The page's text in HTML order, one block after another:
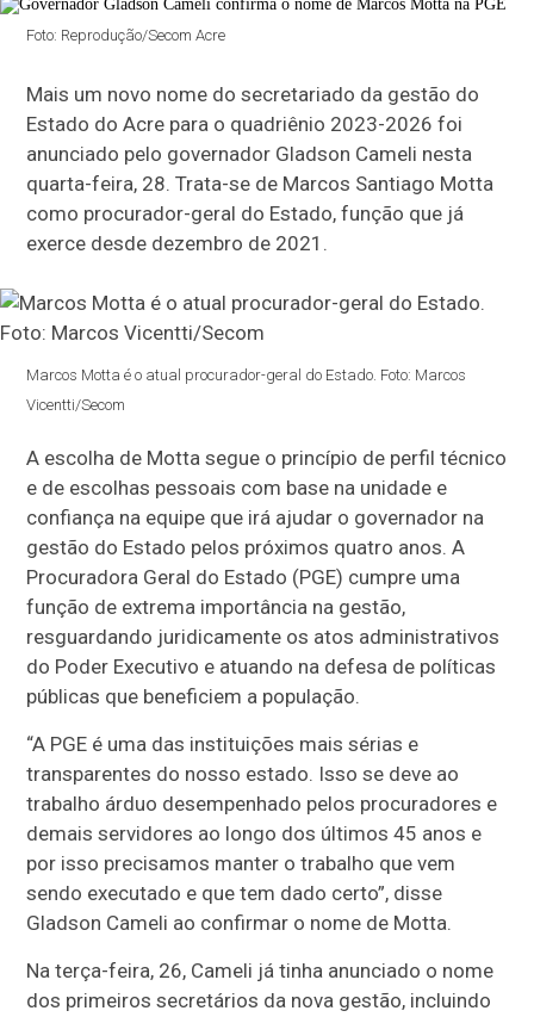
Foto: Reprodução/Secom Acre
Mais um novo nome do secretariado da gestão do
Estado do Acre para o quadriênio 2023-2026 foi
anunciado pelo governador Gladson Cameli nesta
quarta-feira, 28. Trata-se de Marcos Santiago Motta
como procurador-geral do Estado, função que já
exerce desde dezembro de 2021.
Marcos Motta é o atual procurador-geral do Estado. Foto: Marcos
Vicentti/Secom
A escolha de Motta segue o princípio de perfil técnico
e de escolhas pessoais com base na unidade e
confiança na equipe que irá ajudar o governador na
gestão do Estado pelos próximos quatro anos. A
Procuradora Geral do Estado (PGE) cumpre uma
função de extrema importância na gestão,
resguardando juridicamente os atos administrativos
do Poder Executivo e atuando na defesa de políticas
públicas que beneficiem a população.
“A PGE é uma das instituições mais sérias e
transparentes do nosso estado. Isso se deve ao
trabalho árduo desempenhado pelos procuradores e
demais servidores ao longo dos últimos 45 anos e
por isso precisamos manter o trabalho que vem
sendo executado e que tem dado certo”, disse
Gladson Cameli ao confirmar o nome de Motta.
Na terça-feira, 26, Cameli já tinha anunciado o nome
dos primeiros secretários da nova gestão, incluindo